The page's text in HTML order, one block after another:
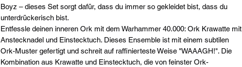
Boyz – dieses Set sorgt dafür, dass du immer so gekleidet bist, dass du
unterdrückerisch bist.
Entfessle deinen inneren Ork mit dem Warhammer 40.000: Ork Krawatte mit
Anstecknadel und Einstecktuch. Dieses Ensemble ist mit einem subtilen
Ork-Muster gefertigt und schreit auf raffinierteste Weise "WAAAGH!". Die
Kombination aus Krawatte und Einstecktuch, die von feinster Ork-